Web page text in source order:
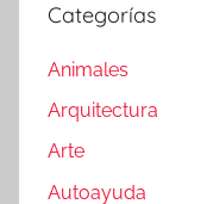
Categorías
Animales
Arquitectura
Arte
Autoayuda